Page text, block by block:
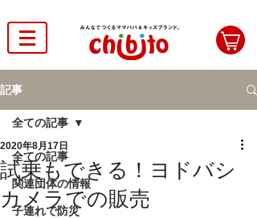
記事
全ての記事
関連団体の情報
子連れで防災
全ての記事
試乗もできる！ヨドバシ
カメラでの販売
2020年8月17日